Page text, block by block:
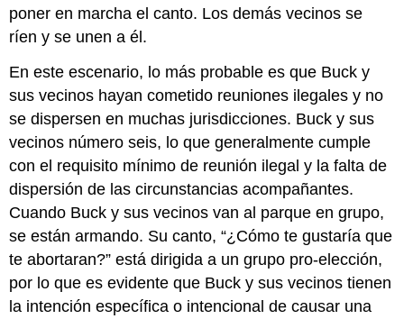
poner en marcha el canto. Los demás vecinos se
ríen y se unen a él.
En este escenario, lo más probable es que Buck y
sus vecinos hayan cometido reuniones ilegales y no
se dispersen en muchas jurisdicciones. Buck y sus
vecinos número seis, lo que generalmente cumple
con el requisito mínimo de reunión ilegal y la falta de
dispersión de las circunstancias acompañantes.
Cuando Buck y sus vecinos van al parque en grupo,
se están armando. Su canto, “¿Cómo te gustaría que
te abortaran?” está dirigida a un grupo pro-elección,
por lo que es evidente que Buck y sus vecinos tienen
la intención específica o intencional de causar una